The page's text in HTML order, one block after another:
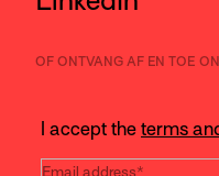
OF ONTVANG AF EN TOE
I accept the terms